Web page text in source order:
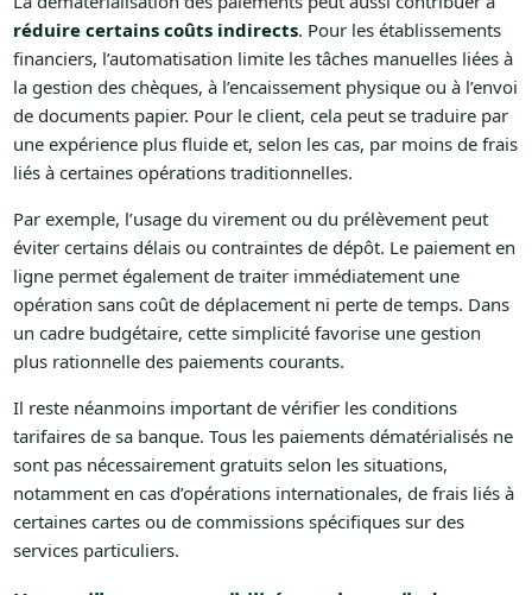
réduire certains coûts indirects. Pour les établissements
financiers, l’automatisation limite les tâches manuelles liées à
la gestion des chèques, à l’encaissement physique ou à l’envoi
de documents papier. Pour le client, cela peut se traduire par
une expérience plus fluide et, selon les cas, par moins de frais
liés à certaines opérations traditionnelles.
Par exemple, l’usage du virement ou du prélèvement peut
éviter certains délais ou contraintes de dépôt. Le paiement en
ligne permet également de traiter immédiatement une
opération sans coût de déplacement ni perte de temps. Dans
un cadre budgétaire, cette simplicité favorise une gestion
plus rationnelle des paiements courants.
Il reste néanmoins important de vérifier les conditions
tarifaires de sa banque. Tous les paiements dématérialisés ne
sont pas nécessairement gratuits selon les situations,
notamment en cas d’opérations internationales, de frais liés à
certaines cartes ou de commissions spécifiques sur des
services particuliers.